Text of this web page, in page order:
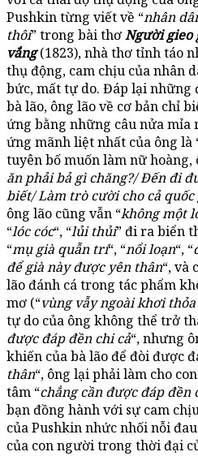
Pushkin từng viết về “nhân
thôi” trong bài thơNgười gieo
vắng(1823), nhà thơ tỉnh táo
thụ động, cam chịu của nhân
bức, mất tự do. Đáp lại những
bà lão, ông lão về cơ bản chỉ
ứng bằng những câu nửa mỉa
ứng mãnh liệt nhất của ông là
tuyên bố muốn làm nữ hoàng,
ăn phải bả gì chăng?/ Đến đi
biết/ Làm trò cười cho cả quốc
ông lão cũng vẫn “không một
“lóc cóc“, “lủi thủi” đi ra biển
“mụ già quẫn trí“, “nổi loạn“, “
để già này được yên thân“, và
lão đánh cá trong tác phẩm
mơ (“vùng vẫy ngoài khơi
tự do của ông không thể trở
được đáp đền chi cả“, nhưng
khiến của bà lão để đòi được
thân“, ông lại phải làm cho
tâm “chẳng cần được đáp đền
bạn đồng hành với sự cam
của Pushkin nhức nhối nỗi
của con người trong thời đại